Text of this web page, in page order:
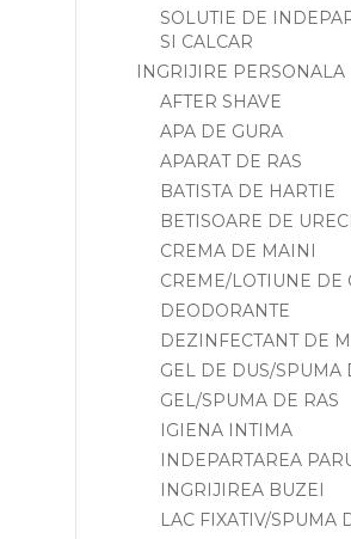
SOLUTIE DE
SI CALCAR
INGRIJIRE PERSONALA
AFTER SHAVE
APA DE GURA
APARAT DE RAS
BATISTA DE HARTIE
BETISOARE DE
CREMA DE MAINI
CREME/LOTIUNE DE
DEODORANTE
DEZINFECTANT DE
GEL DE DUS/SPUMA
GEL/SPUMA DE RAS
IGIENA INTIMA
INDEPARTAREA
INGRIJIREA BUZEI
LAC FIXATIV/SPUMA